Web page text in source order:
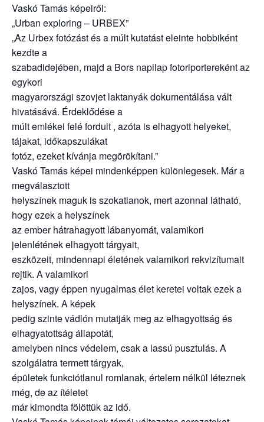
Vaskó Tamás képeiről:
„Urban exploring – URBEX”
„Az Urbex fotózást és a múlt kutatást eleinte hobbiként
kezdte a
szabadidejében, majd a Bors napilap fotoriportereként az
egykori
magyarországi szovjet laktanyák dokumentálása vált
hivatásává. Érdeklődése a
múlt emlékei felé fordult , azóta is elhagyott helyeket,
tájakat, időkapszulákat
fotóz, ezeket kívánja megörökítani.”
Vaskó Tamás képei mindenképpen különlegesek. Már a
megválasztott
helyszínek maguk is szokatlanok, mert azonnal látható,
hogy ezek a helyszínek
az ember hátrahagyott lábanyomát, valamikori
jelenlétének elhagyott tárgyait,
eszközeit, mindennapi életének valamikori rekvizítumait
rejtik. A valamikori
zajos, vagy éppen nyugalmas élet keretei voltak ezek a
helyszínek. A képek
pedig szinte vádlón mutatják meg az elhagyottság és
elhagyatottság állapotát,
amelyben nincs védelem, csak a lassú pusztulás. A
szolgálatra termett tárgyak,
épületek funkciótlanul romlanak, értelem nélkül léteznek
még, de az ítéletet
már kimondta fölöttük az idő.